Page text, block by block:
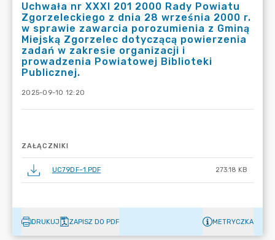
Uchwała nr XXXI 201 2000 Rady Powiatu
Zgorzeleckiego z dnia 28 września 2000 r.
w sprawie zawarcia porozumienia z Gminą
Miejską Zgorzelec dotyczącą powierzenia
zadań w zakresie organizacji i
prowadzenia Powiatowej Biblioteki
Publicznej.
2025-09-10 12:20
ZAŁĄCZNIKI
UC79DF~1.PDF 273.18 KB
DRUKUJ ZAPISZ DO PDF METRYCZKA